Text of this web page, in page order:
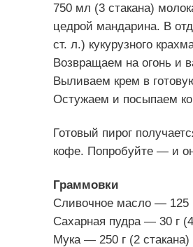
750 мл (3 стакана)
цедрой мандарина. В
ст. л.) кукурузного
Возвращаем на огонь и
Выливаем крем в
Остужаем и посыпаем
Готовый пирог
кофе. Попробуйте — и
Граммовки
Сливочное масло — 125
Сахарная пудра — 30 г
Мука — 250 г (2 стакана)